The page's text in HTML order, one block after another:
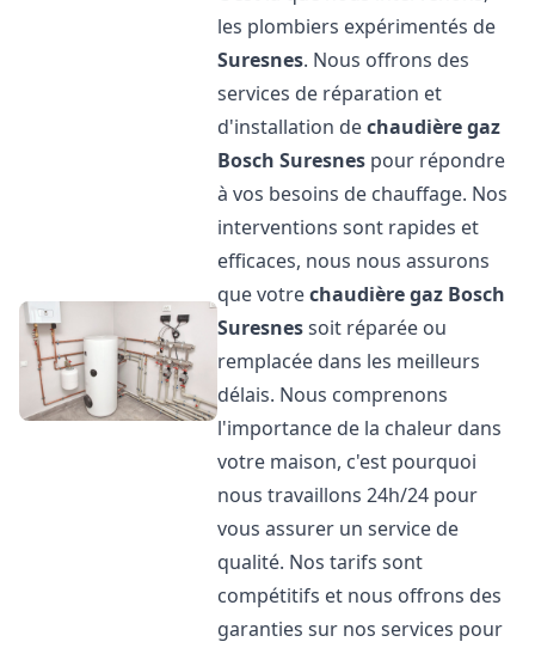
les plombiers expérimentés de
Suresnes. Nous offrons des
services de réparation et
d'installation dechaudière gaz
Bosch Suresnes pour répondre
à vos besoins de chauffage. Nos
interventions sont rapides et
efficaces, nous nous assurons
que votrechaudière gaz Bosch
Suresnessoit réparée ou
remplacée dans les meilleurs
délais. Nous comprenons
l'importance de la chaleur dans
votre maison, c'est pourquoi
nous travaillons 24h/24 pour
vous assurer un service de
qualité. Nos tarifs sont
compétitifs et nous offrons des
garanties sur nos services pour